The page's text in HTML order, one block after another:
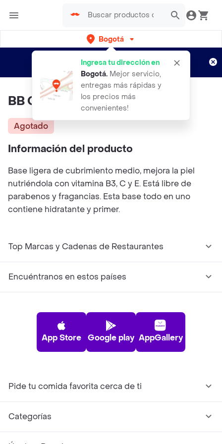
Bogotá
Ingresa tu dirección en
Bogotá. Mejor servicio,
entregas más rápidas y
los precios más
convenientes!
envíos gratis por semanas
Aplican TyC
BB Cream Tono Medium
Agotado
Información del producto
Base ligera de cubrimiento medio, mejora la piel
nutriéndola con vitamina B3, C y E. Está libre de
parabenos y fragancias. Esta base todo en uno
contiene hidratante y primer.
Top Marcas y Cadenas de Restaurantes
Encuéntranos en estos países
App Store Google play AppGallery
Pide tu comida favorita cerca de ti
Categorías